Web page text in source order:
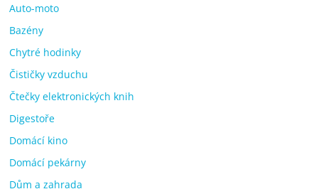
Auto-moto
Bazény
Chytré hodinky
Čističky vzduchu
Čtečky elektronických knih
Digestoře
Domácí kino
Domácí pekárny
Dům a zahrada